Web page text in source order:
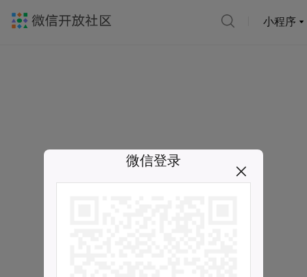
小程序
微信登录